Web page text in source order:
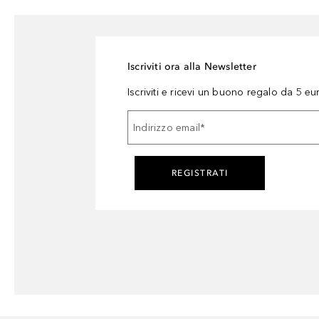
Iscriviti ora alla Newsletter
Iscriviti e ricevi un buono regalo da 5
Indirizzo email *
REGISTRATI